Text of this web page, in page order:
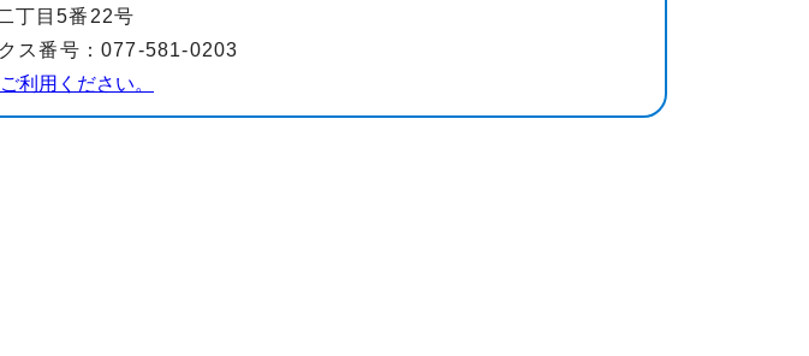
丁目5番22号
ス番号：077-581-0203
利用ください。